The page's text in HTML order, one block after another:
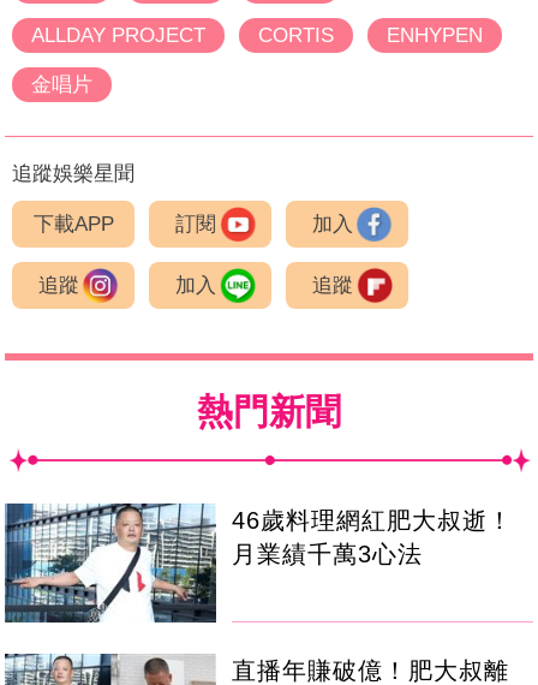
ALLDAY PROJECT CORTIS ENHYPEN
金唱片
追蹤娛樂星聞
下載APP 訂閱 加入
追蹤 加入 追蹤
熱門新聞
46歲料理網紅肥大叔逝！
月業績千萬3心法
直播年賺破億！肥大叔離